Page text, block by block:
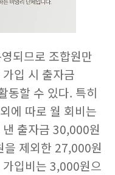
되므로 조합원만
입 시 출자금
동할 수 있다. 특히
에 따로 월 회비는
출자금 30,000원
을 제외한 27,000원
입비는 3,000원으